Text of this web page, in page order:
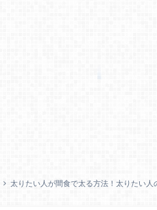
太りたい人が間食で太る方法！太りたい人